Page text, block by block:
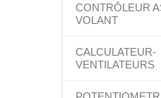
CONTRÔLEUR
VOLANT
CALCULATEUR-
VENTILATEURS